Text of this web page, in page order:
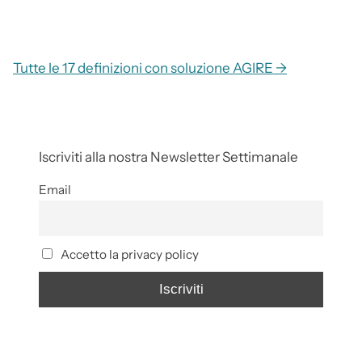
Tutte le 17 definizioni con soluzione AGIRE →
Iscriviti alla nostra Newsletter Settimanale
Email
Accetto la privacy policy